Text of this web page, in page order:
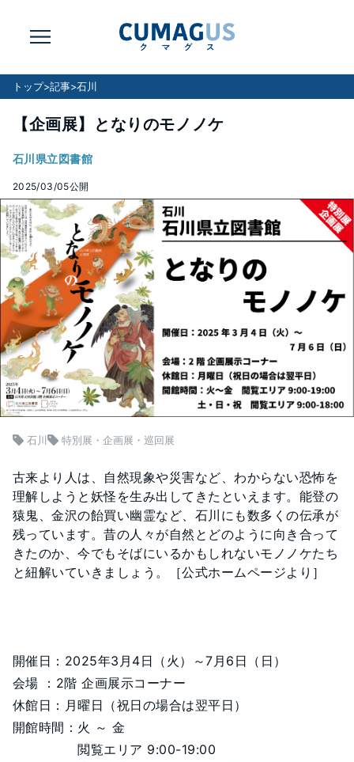
トップ>記事>石川
【企画展】となりのモノノケ
石川県立図書館
2025/03/05公開
石川 特別展・企画展・巡回展
古来より人は、自然現象や災害など、わからない恐怖を
理解しようと妖怪を生み出してきたといえます。能登の
猿鬼、金沢の飴買い幽霊など、石川にも数多くの伝承が
残っています。昔の人々が自然とどのように向き合って
きたのか、今でもそばにいるかもしれないモノノケたち
と紐解いていきましょう。［公式ホームページより］
開催日：2025年3月4日（火）～7月6日（日）
会場 ：2階 企画展示コーナー
休館日：月曜日（祝日の場合は翌平日）
開館時間：火 ～ 金
閲覧エリア 9:00-19:00